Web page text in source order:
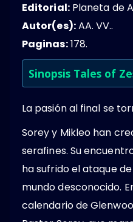
Editorial:Planeta de
Autor(es):AA. VV..
Paginas:178.
Sinopsis Tales of
La pasión al final se
Sorey y Mikleo han
serafines. Su
ha sufrido el ataque
mundo desconocido.
calendario de